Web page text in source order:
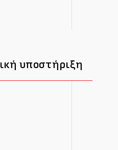
υποστήριξη